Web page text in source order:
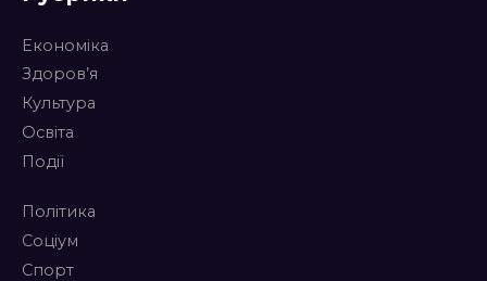
Економіка
Здоров’я
Культура
Освіта
Події
Політика
Соціум
Спорт